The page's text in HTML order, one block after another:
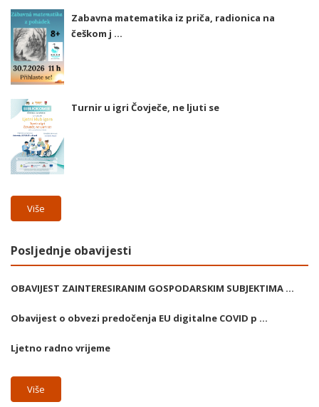
Zabavna matematika iz priča, radionica na
češkom j ...
Turnir u igri Čovječe, ne ljuti se
Više
Posljednje obavijesti
OBAVIJEST ZAINTERESIRANIM GOSPODARSKIM SUBJEKTIMA ...
Obavijest o obvezi predočenja EU digitalne COVID p ...
Ljetno radno vrijeme
Više